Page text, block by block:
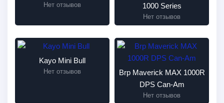
Нет отзывов
1000 Series
Нет отзывов
Kayo Mini Bull
Нет отзывов
Brp Maverick MAX 1000R
DPS Can-Am
Нет отзывов